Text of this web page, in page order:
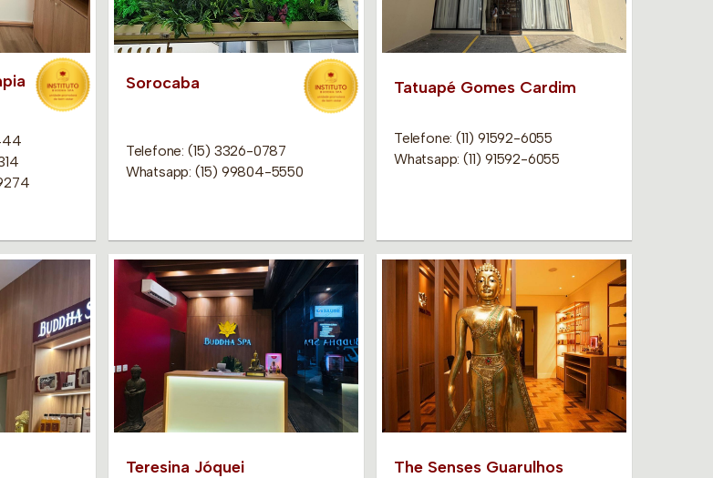
Sorocaba
Telefone: (15) 3326-0787
Whatsapp: (15) 99804-5550
Tatuapé Gomes Cardim
Telefone: (11) 91592-6055
Whatsapp: (11) 91592-6055
Teresina Jóquei The Senses Guarulhos